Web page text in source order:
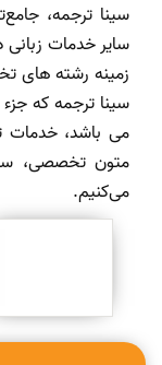
سینا ترجمه،
سایر خدمات زبانی
زمینه رشته های
سینا ترجمه که
می باشد، خدمات
متون تخصصی،
می‌کنیم.